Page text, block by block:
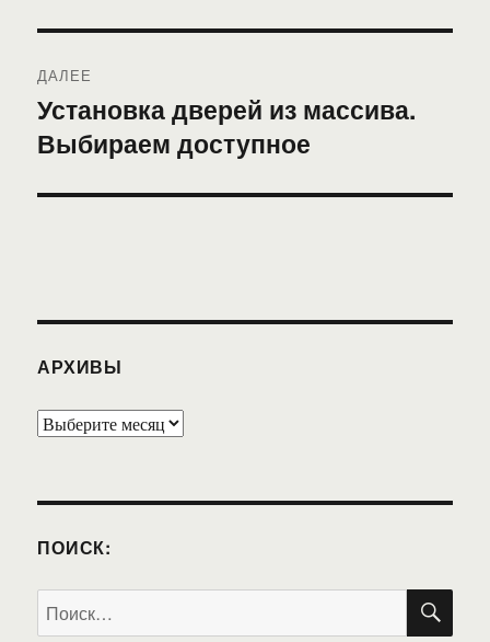
ДАЛЕЕ
Следующая
запись:
Установка дверей из массива.
Выбираем доступное
АРХИВЫ
Архивы
ПОИСК:
Искать: